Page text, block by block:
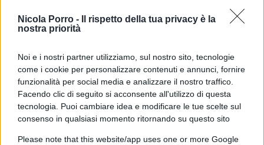
Nicola Porro -
Il rispetto della tua privacy è la
nostra priorità
Noi e i nostri partner utilizziamo, sul nostro sito, tecnologie
come i cookie per personalizzare contenuti e annunci, fornire
funzionalità per social media e analizzare il nostro traffico.
Facendo clic di seguito si acconsente all'utilizzo di questa
tecnologia. Puoi cambiare idea e modificare le tue scelte sul
consenso in qualsiasi momento ritornando su questo sito
Please note that this website/app uses one or more Google
offerte che sembrava chiusa a favore di Netflix.
operazione Netflix
A complicare ulteriormente lo scenario è
intervenutoDonald Trump , che ha espresso
potenziali preoccupazioni antitrust» sulla
proposta di acquisizione da72 miliardicon cui